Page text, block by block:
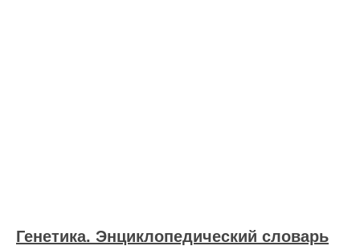
Генетика. Энциклопедический словарь